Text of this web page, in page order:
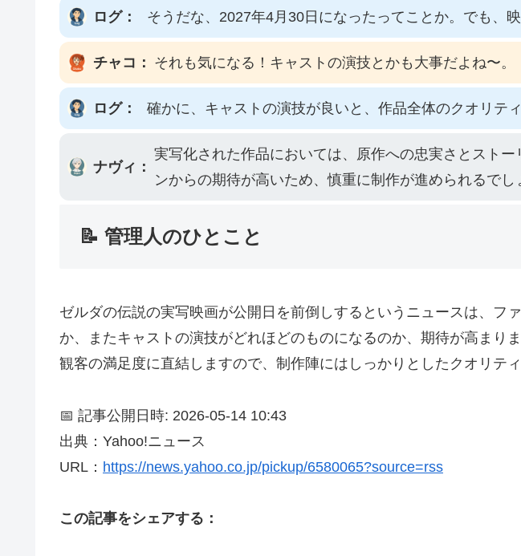
ログ： そうだな、2027年4月30日になったってことか。でも、
チャコ： それも気になる！キャストの演技とかも大事だよね〜。
ログ： 確かに、キャストの演技が良いと、作品全体のクオリテ
ナヴィ：
実写化された作品においては、原作への忠実さとスト
ンからの期待が高いため、慎重に制作が進められるでし
📝 管理人のひとこと
ゼルダの伝説の実写映画が公開日を前倒しするというニュースは、
か、またキャストの演技がどれほどのものになるのか、期待が高まり
観客の満足度に直結しますので、制作陣にはしっかりとしたクオリテ
📅 記事公開日時: 2026-05-14 10:43
出典：Yahoo!ニュース
URL： https://news.yahoo.co.jp/pickup/6580065?source=rss
この記事をシェアする：